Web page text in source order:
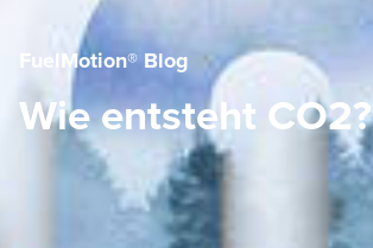
FuelMotion® Blog
Wie entsteht CO2?